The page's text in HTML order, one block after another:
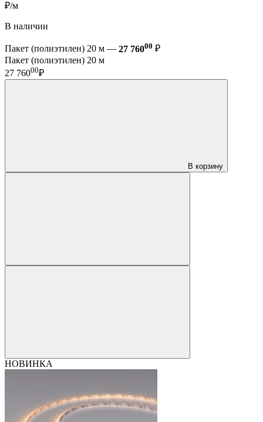
₽/м
В наличии
Пакет (полиэтилен) 20 м — 27 76000 ₽
Пакет (полиэтилен) 20 м
27 76000₽
В корзину
НОВИНКА